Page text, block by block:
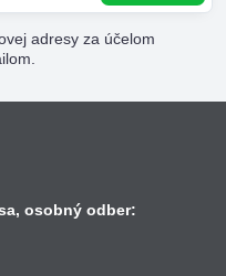
adresy za účelom
osobný odber: